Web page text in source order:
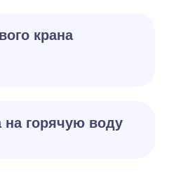
крана
на горячую воду